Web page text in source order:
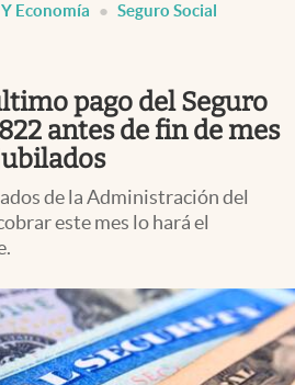
Economía Seguro Social
pago del Seguro
antes de fin de mes
de la Administración del
este mes lo hará el